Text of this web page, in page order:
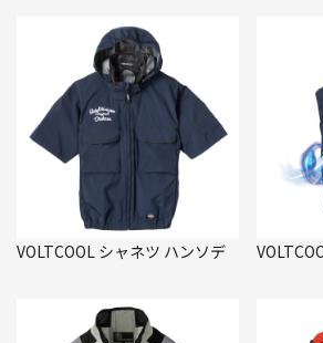
VOLTCOOL シャネツ ハンソデ